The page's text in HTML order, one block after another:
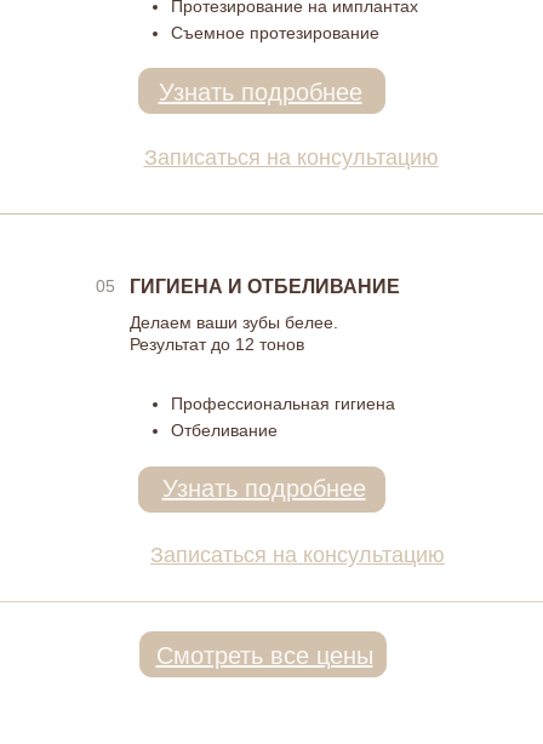
ГИГИЕНА И ОТБЕЛИВАНИЕ
Делаем ваши зубы белее.
Результат до 12 тонов
05
Протезирование на имплантах
Съемное протезирование
Профессиональная гигиена
Отбеливание
Узнать подробнее
Узнать подробнее
Записаться на консультацию
Записаться на консультацию
Смотреть все цены